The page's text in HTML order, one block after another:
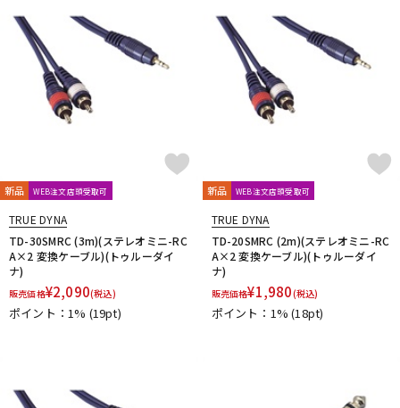
新品 WEB注文店頭受取可
TRUE DYNA
TD-30SMRC (3m)(ステレオミニ-RC
A×2 変換ケーブル)(トゥルーダイ
ナ)
販売価格¥2,090(税込)
ポイント：1% (19pt)
新品 WEB注文店頭受取可
TRUE DYNA
TD-20SMRC (2m)(ステレオミニ-RC
A×2 変換ケーブル)(トゥルーダイ
ナ)
販売価格¥1,980(税込)
ポイント：1%(18pt)